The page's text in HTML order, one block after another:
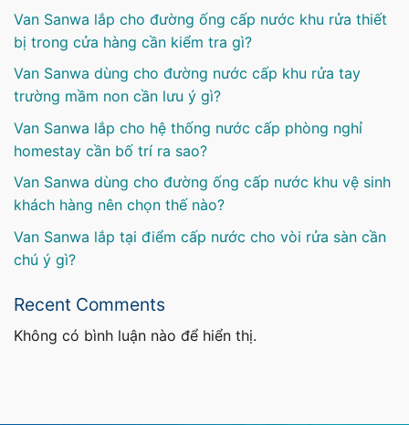
Van Sanwa lắp cho đường ống cấp nước khu rửa thiết
bị trong cửa hàng cần kiểm tra gì?
Van Sanwa dùng cho đường nước cấp khu rửa tay
trường mầm non cần lưu ý gì?
Van Sanwa lắp cho hệ thống nước cấp phòng nghỉ
homestay cần bố trí ra sao?
Van Sanwa dùng cho đường ống cấp nước khu vệ sinh
khách hàng nên chọn thế nào?
Van Sanwa lắp tại điểm cấp nước cho vòi rửa sàn cần
chú ý gì?
Recent Comments
Không có bình luận nào để hiển thị.